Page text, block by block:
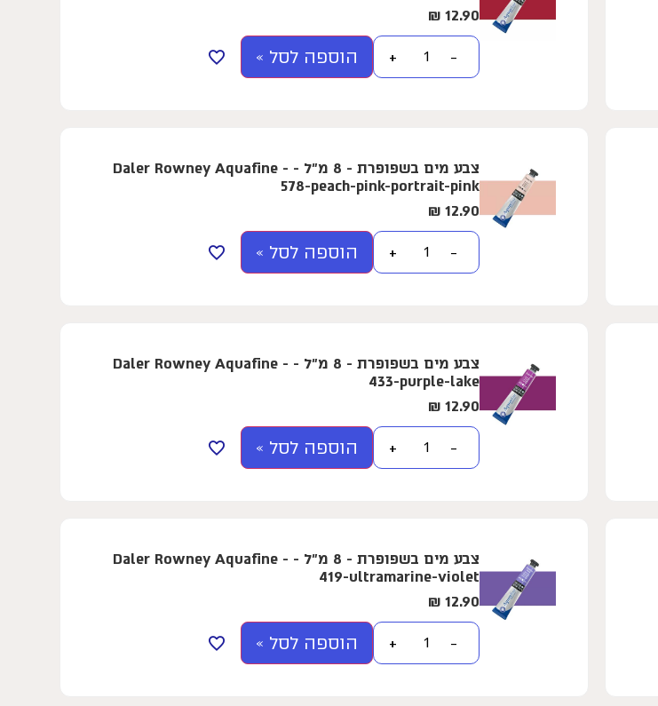
12.90
₪
הוספה לסל » −
+
צבע מים בשפופרת - 8 מ"ל - Daler Rowney Aquafine -
578-peach-pink-portrait-pink
12.90
₪
הוספה לסל » −
+
צבע מים בשפופרת - 8 מ"ל - Daler Rowney Aquafine -
433-purple-lake
12.90
₪
הוספה לסל » −
+
צבע מים בשפופרת - 8 מ"ל - Daler Rowney Aquafine -
419-ultramarine-violet
12.90
₪
הוספה לסל » −
+